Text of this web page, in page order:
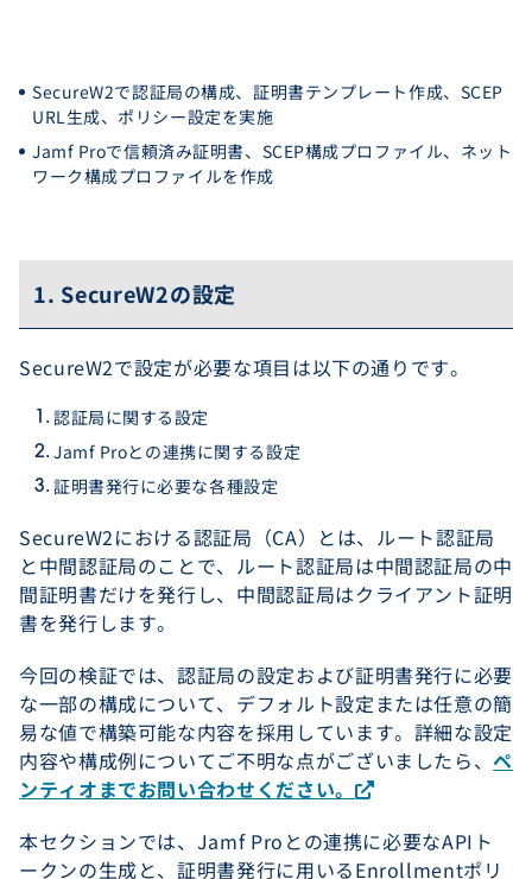
SecureW2で認証局の構成、証明書テンプレート作成、SCEP
URL生成、ポリシー設定を実施
Jamf Proで信頼済み証明書、SCEP構成プロファイル、ネット
ワーク構成プロファイルを作成
1. SecureW2の設定
SecureW2で設定が必要な項目は以下の通りです。
認証局に関する設定
Jamf Proとの連携に関する設定
証明書発行に必要な各種設定
SecureW2における認証局（CA）とは、ルート認証局
と中間認証局のことで、ルート認証局は中間認証局の中
間証明書だけを発行し、中間認証局はクライアント証明
書を発行します。
今回の検証では、認証局の設定および証明書発行に必要
な一部の構成について、デフォルト設定または任意の簡
易な値で構築可能な内容を採用しています。詳細な設定
内容や構成例についてご不明な点がございましたら、ペ
ンティオまでお問い合わせください。
本セクションでは、Jamf Proとの連携に必要なAPIト
ークンの生成と、証明書発行に用いるEnrollmentポリ